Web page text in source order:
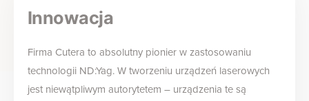
Innowacja
Firma Cutera to absolutny pionier w zastosowaniu
technologii ND:Yag. W tworzeniu urządzeń laserowych
jest niewątpliwym autorytetem – urządzenia te są